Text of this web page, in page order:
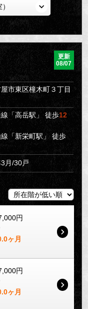
更新
08/07
市東区橦木町３丁目
「高岳駅」 徒歩12
「新栄町駅」 徒歩
月/30戸
円
ヶ月
円
ヶ月